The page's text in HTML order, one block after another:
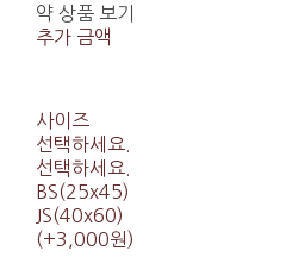
약 상품 보기
추가 금액
사이즈
선택하세요.
선택하세요.
BS(25x45)
JS(40x60)
(+3,000원)